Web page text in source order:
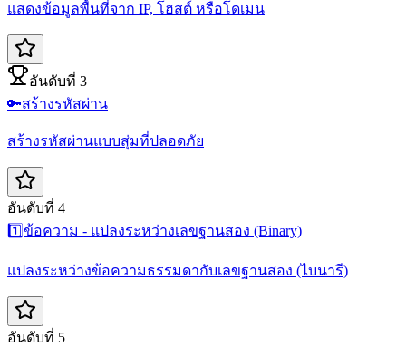
แสดงข้อมูลพื้นที่จาก IP, โฮสต์ หรือโดเมน
อันดับที่ 3
🔑สร้างรหัสผ่าน
สร้างรหัสผ่านแบบสุ่มที่ปลอดภัย
อันดับที่ 4
1️⃣ข้อความ - แปลงระหว่างเลขฐานสอง (Binary)
แปลงระหว่างข้อความธรรมดากับเลขฐานสอง (ไบนารี)
อันดับที่ 5